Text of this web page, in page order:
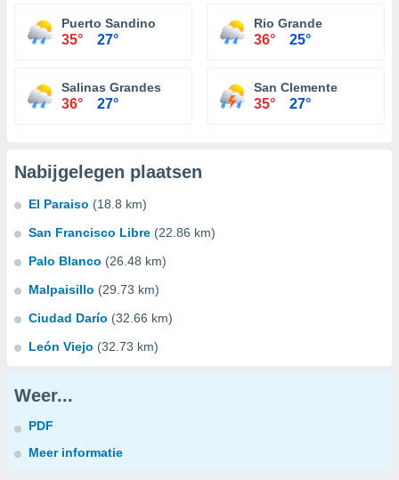
Puerto Sandino
35° 27°
Rio Grande
36° 25°
Salinas Grandes
36° 27°
San Clemente
35° 27°
Nabijgelegen plaatsen
El Paraiso (18.8 km)
San Francisco Libre (22.86 km)
Palo Blanco (26.48 km)
Malpaisillo (29.73 km)
Ciudad Darío (32.66 km)
León Viejo (32.73 km)
Weer...
PDF
Meer informatie